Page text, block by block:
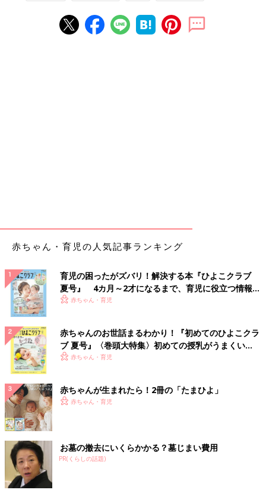
赤ちゃん・育児の人気記事ランキング
育児の困ったがズバリ！解決する本『ひよこクラブ
夏号』 4カ月～2才になるまで、育児に役立つ情報が
いっぱい！
赤ちゃん・育児
赤ちゃんのお世話まるわかり！『初めてのひよこクラ
ブ 夏号』〈巻頭大特集〉初めての授乳がうまくい
く！ おっぱい・ミルクの基本と夏のトラブル 解決テ
赤ちゃん・育児
赤ちゃんが生まれたら！2冊の「たまひよ」
赤ちゃん・育児
お墓の撤去にいくらかかる？墓じまい費用
PR(くらしの話題)